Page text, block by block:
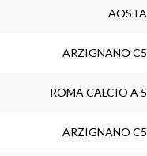
AOSTA
ARZIGNANO C5
ROMA CALCIO A 5
ARZIGNANO C5